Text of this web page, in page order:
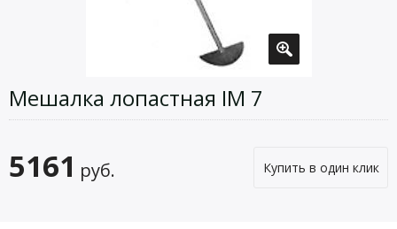
Мешалка лопастная IM 7
5161 руб. Купить в один клик